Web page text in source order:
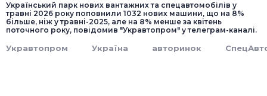
Український парк нових вантажних та спецавтомобілів у
травні 2026 року поповнили 1032 нових машини, що на 8%
більше, ніж у травні-2025, але на 8% менше за квітень
поточного року, повідомив "Укравтопром" у телеграм-каналі.
Укравтопром Україна авторинок